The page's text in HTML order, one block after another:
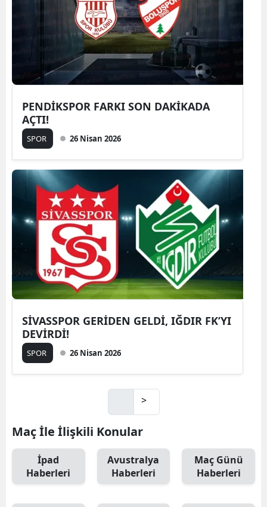
PENDİKSPOR FARKI SON DAKİKADA
AÇTI!
SPOR 26 Nisan 2026
SİVASSPOR GERİDEN GELDİ, IĞDIR FK’YI
DEVİRDİ!
SPOR 26 Nisan 2026
>
Maç İle İlişkili Konular
İpad
Haberleri
Avustralya
Haberleri
Maç Günü
Haberleri